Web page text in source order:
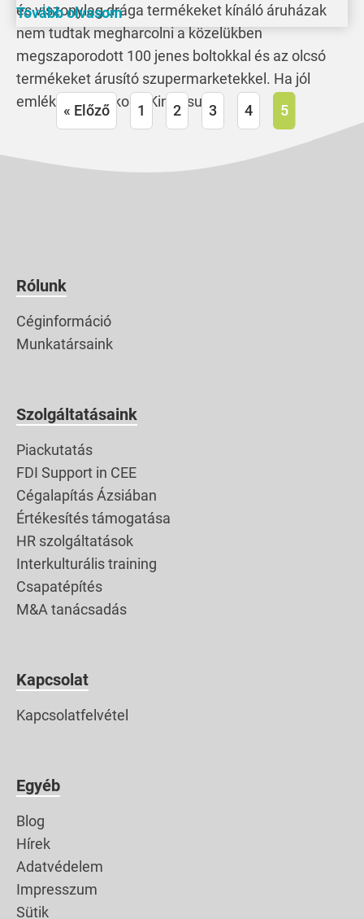
és viszonylag drága termékeket kínáló áruházak
nem tudtak megharcolni a közelükben
megszaporodott 100 jenes boltokkal és az olcsó
termékeket árusító szupermarketekkel. Ha jól
emlékszem, akkor a Kintetsu […]
Tovább olvasom
« Előző 1 2 3 4 5
Rólunk
Céginformáció
Munkatársaink
Szolgáltatásaink
Piackutatás
FDI Support in CEE
Cégalapítás Ázsiában
Értékesítés támogatása
HR szolgáltatások
Interkulturális training
Csapatépítés
M&A tanácsadás
Kapcsolat
Kapcsolatfelvétel
Egyéb
Blog
Hírek
Adatvédelem
Impresszum
Sütik